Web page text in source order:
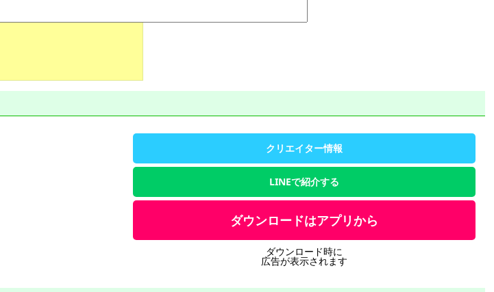
クリエイター情報
LINEで紹介する
ダウンロードはアプリから
ダウンロード時に
広告が表示されます